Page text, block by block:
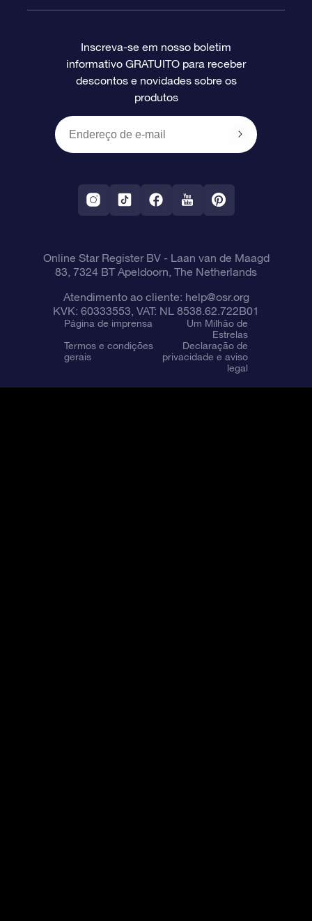
Avaliações
O cartão de presente da OSR
Presentes corporativos
Página estelar personalizada
Um Milhão de Estrelas
OSR Starsaver
Aplicativo RV Fly me to the stars
Informações de pagamento
Política de devolução
Constelações
Inscreva-se em nosso boletim
informativo GRATUITO para receber
descontos e novidades sobre os
produtos
Online Star Register BV- Laan van de Maagd
83, 7324 BT Apeldoorn, The Netherlands
Atendimento ao cliente: help@osr.org
KVK: 60333553, VAT: NL 8538.62.722B01
Página de imprensa
Um Milhão de
Estrelas
Termos e condições
gerais
Declaração de
privacidade e aviso
legal